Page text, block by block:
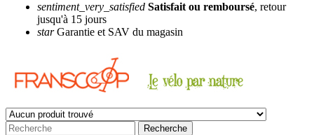
sentiment_very_satisfied Satisfait ou remboursé, retour
jusqu'à 15 jours
starGarantie et SAV du magasin
Recherche